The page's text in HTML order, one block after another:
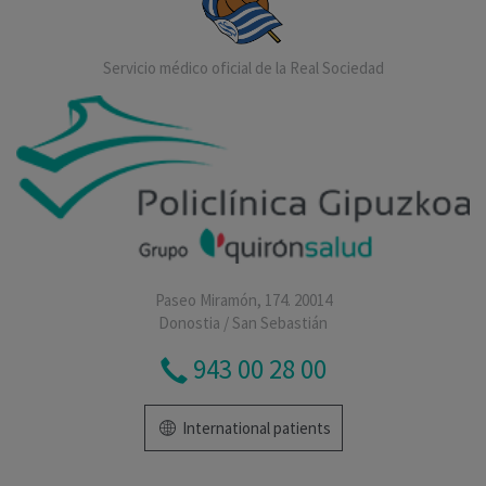
Servicio médico oficial de la Real Sociedad
Paseo Miramón, 174. 20014
Donostia / San Sebastián
943 00 28 00
International patients